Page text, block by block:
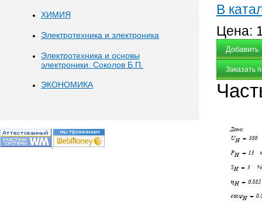
ХИМИЯ
Электротехника и электроника
Электротехника и основы
электроники. Соколов Б.П.
ЭКОНОМИКА
В
Цена:
Заказать